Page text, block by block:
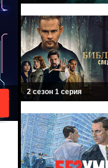
2 сезон 1 серия